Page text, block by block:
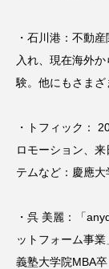
・石川港：不動
入れ、現在海外
験。他にもさまざ
・トフィック：
ロモーション、
テムなど：慶應大
・呉 美麗：「
ットフォーム事
義塾大学院MBA卒